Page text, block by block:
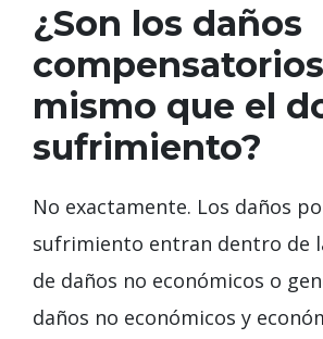
¿Son los daños
mismo que el
sufrimiento?
No exactamente. Los daños
sufrimiento entran dentro de
de daños no económicos o
daños no económicos y